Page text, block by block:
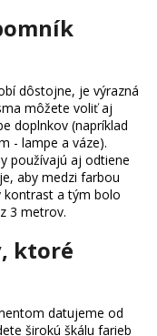
dôstojne, je výrazná
môžete voliť aj
doplnkov (napríklad
- lampe a váze).
používajú aj odtiene
aby medzi farbou
a tým bolo
3 metrov.
ktoré
datujeme od
širokú škálu farieb